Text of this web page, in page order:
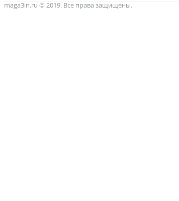
maga3in.ru © 2019. Все права защищены.